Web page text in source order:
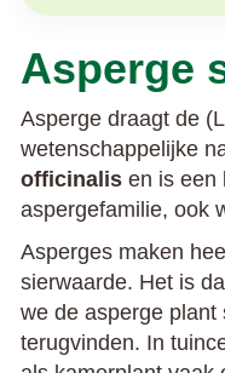
Asperge
Asperge draagt de
wetenschappelijke
officinalis en is een
aspergefamilie, ook
Asperges maken
sierwaarde. Het is
we de asperge
terugvinden. In